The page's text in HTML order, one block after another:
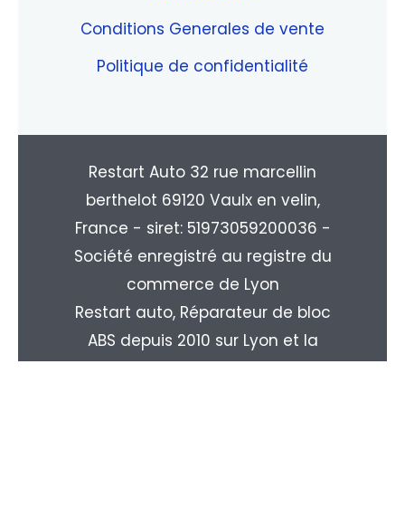
Conditions Generales de vente
Politique de confidentialité
Restart Auto 32 rue marcellin
berthelot 69120 Vaulx en velin,
France - siret: 51973059200036 -
Société enregistré au registre du
commerce de Lyon
Restart auto, Réparateur de bloc
ABS depuis 2010 sur Lyon et la
région Rhone-alpes. Livraison